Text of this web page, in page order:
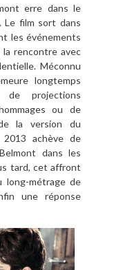
erre dans le
Le film sort dans
les événements
rencontre avec
Méconnu
longtemps
de projections
ou de
la version du
achève de
dans les
tard, cet affront
long-métrage de
une réponse